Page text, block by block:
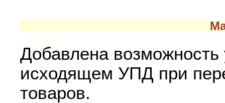
Добавлена
исходящем УПД при
товаров.